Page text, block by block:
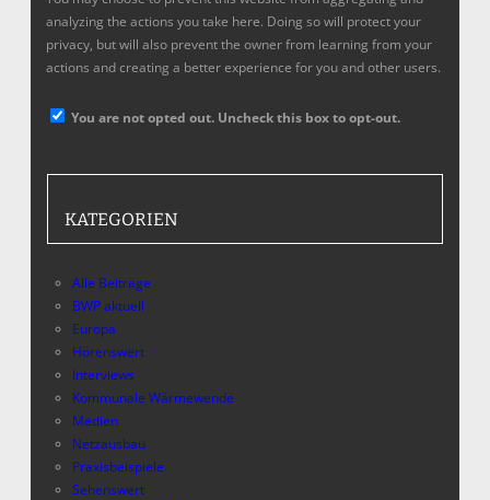
analyzing the actions you take here. Doing so will protect your
privacy, but will also prevent the owner from learning from your
actions and creating a better experience for you and other users.
You are not opted out. Uncheck this box to opt-out.
KATEGORIEN
Alle Beiträge
BWP aktuell
Europa
Hörenswert
Interviews
Kommunale Wärmewende
Medien
Netzausbau
Praxisbeispiele
Sehenswert